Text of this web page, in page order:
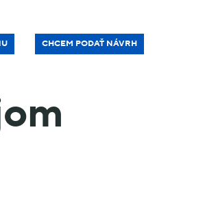
CHCEM PODAŤ NÁVRH